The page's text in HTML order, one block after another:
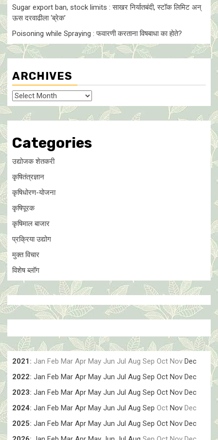
Sugar export ban, stock limits : साखर निर्यातबंदी, स्टॉक लिमिट अन्
ऊस दरवाढीला ‘ब्रेक’
Poisoning while Spraying : फवारणी करताना विषबाधा का हाेते?
ARCHIVES
Archives
Categories
उद्योजक शेतकरी
कृषितंत्रज्ञान
कृषिधोरण-योजना
कृषिपूरक
कृषिमाल बाजार
प्रक्रिया उद्योग
मुक्त विचार
विशेष ब्लॉग
2021 : Jan Feb Mar Apr May Jun Jul Aug Sep Oct Nov Dec
2022: Jan Feb Mar Apr May Jun Jul Aug Sep Oct Nov Dec
2023: Jan Feb Mar Apr May Jun Jul Aug Sep Oct Nov Dec
2024: Jan Feb Mar Apr May Jun Jul Aug Sep Oct Nov Dec
2025: Jan Feb Mar Apr May Jun Jul Aug Sep Oct Nov Dec